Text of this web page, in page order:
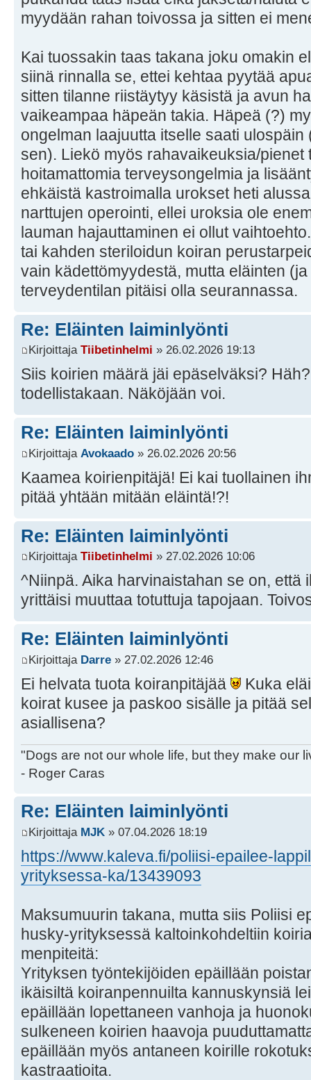
myydään rahan toivossa ja sitten ei
Kai tuossakin taas takana joku omakin
siinä rinnalla se, ettei kehtaa pyytää
sitten tilanne riistäytyy käsistä ja avun
vaikeampaa häpeän takia. Häpeä (?)
ongelman laajuutta itselle saati
sen). Liekö myös rahavaikeuksia/pienet
hoitamattomia terveysongelmia ja
ehkäistä kastroimalla urokset heti
narttujen operointi, ellei uroksia ole
lauman hajauttaminen ei ollut
tai kahden steriloidun koiran
vain kädettömyydestä, mutta eläinten
terveydentilan pitäisi olla seurannassa.
Re: Eläinten laiminlyönti
Kirjoittaja Tiibetinhelmi » 26.02.2026 19:13
Siis koirien määrä jäi epäselväksi?
todellistakaan. Näköjään voi.
Re: Eläinten laiminlyönti
Kirjoittaja Avokaado » 26.02.2026 20:56
Kaamea koirienpitäjä! Ei kai tuollainen
pitää yhtään mitään eläintä!?!
Re: Eläinten laiminlyönti
Kirjoittaja Tiibetinhelmi » 27.02.2026 10:06
^Niinpä. Aika harvinaistahan se on, että
yrittäisi muuttaa totuttuja tapojaan.
Re: Eläinten laiminlyönti
Kirjoittaja Darre » 27.02.2026 12:46
Ei helvata tuota koiranpitäjää
Kuka
koirat kusee ja paskoo sisälle ja pitää
asiallisena?
"Dogs are not our whole life, but they make our
- Roger Caras
Re: Eläinten laiminlyönti
Kirjoittaja MJK » 07.04.2026 18:19
https://www.kaleva.fi/poliisi-epailee-
yrityksessa-ka/13439093
Maksumuurin takana, mutta siis Poliisi
hus­ky-yri­tyk­ses­sä kal­toin­koh­del­tiin
men­pi­tei­tä:
Yrityksen työntekijöiden epäillään
ikäisiltä koiranpennuilta kannuskynsiä
epäillään lopettaneen vanhoja ja
sulkeneen koirien haavoja
epäillään myös antaneen koirille
kastraatioita.